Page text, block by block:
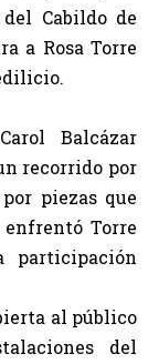
Cabildo de
a Rosa Torre
Balcázar
recorrido por
piezas que
Torre
participación
al público
del